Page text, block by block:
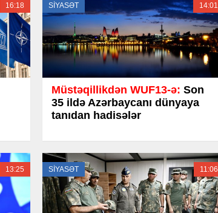
16:18 SİYASƏT 14:01
Müstəqillikdən WUF13-ə: Son
35 ildə Azərbaycanı dünyaya
tanıdan hadisələr
13:25 SİYASƏT 11:06